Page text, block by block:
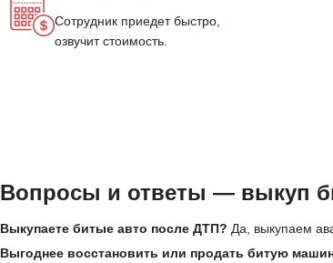
Сотрудник приедет быстро,
озвучит стоимость.
Вопросы и ответы — выкуп
Выкупаете битые авто после ДТП? Да, выкупаем
Выгоднее восстановить или продать битую